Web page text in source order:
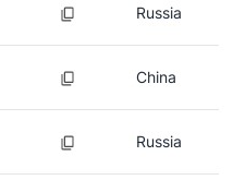
Russia
China
Russia